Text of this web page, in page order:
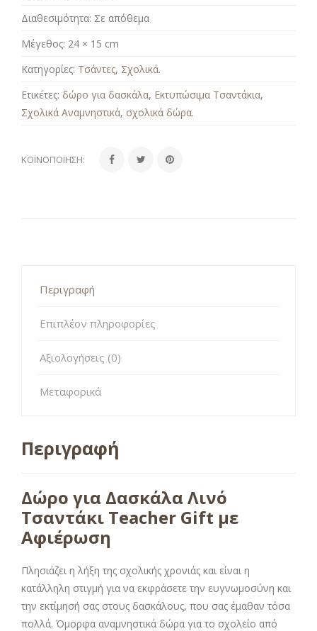
Διαθεσιμότητα: Σε απόθεμα
Μέγεθος: 24 × 15 cm
Κατηγορίες: Τσάντες, Σχολικά.
Ετικέτες: δώρο για δασκάλα, Εκτυπώσιμα Τσαντάκια,
Σχολικά Αναμνηστικά, σχολικά δώρα.
ΚΟΙΝΟΠΟΊΗΣΗ:
Περιγραφή
Επιπλέον πληροφορίες
Αξιολογήσεις (0)
Μεταφορικά
Περιγραφή
Δώρο για Δασκάλα Λινό
Τσαντάκι Teacher Gift με
Αφιέρωση
Πλησιάζει η λήξη της σχολικής χρονιάς και είναι η
κατάλληλη στιγμή για να εκφράσετε την ευγνωμοσύνη και
την εκτίμησή σας στους δασκάλους, που σας έμαθαν τόσα
πολλά. Όμορφα αναμνηστικά δώρα για το σχολείο από